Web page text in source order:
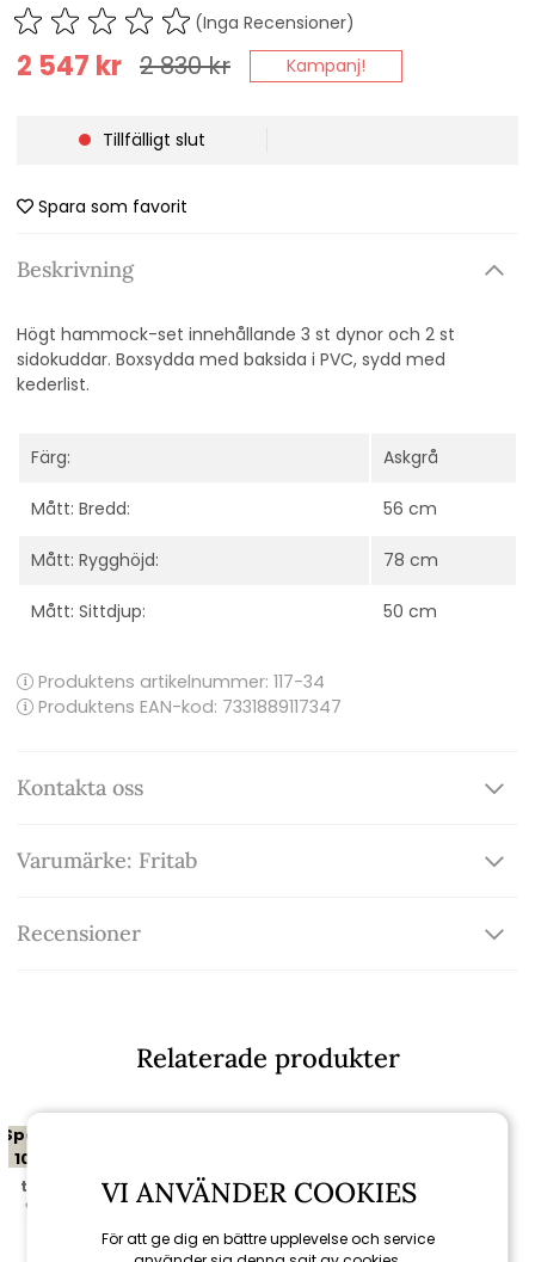
(Inga Recensioner)
2 830kr
2 547 kr Kampanj!
Tillfälligt slut
Spara som favorit
Beskrivning
Högt hammock-set innehållande 3 st dynor och 2 st
sidokuddar. Boxsydda med baksida i PVC, sydd med
kederlist.
Färg: Askgrå
Mått: Bredd: 56 cm
Mått: Rygghöjd: 78 cm
Mått: Sittdjup: 50 cm
Produktens artikelnummer: 117-34
Produktens EAN-kod: 7331889117347
Kontakta oss
Varumärke: Fritab
Recensioner
Relaterade produkter
Spara
10%
till 16/8 VI ANVÄNDER COOKIES
För att ge dig en bättre upplevelse och service